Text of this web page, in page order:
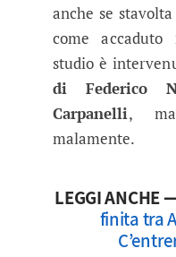
anche se
come
studio è
di Federico
Carpanelli,
malamente.
LEGGI ANCHE
finita tra